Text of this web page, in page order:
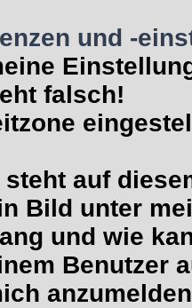
und -
falsch!
steht auf
Bild unter
und wie
Benutzer